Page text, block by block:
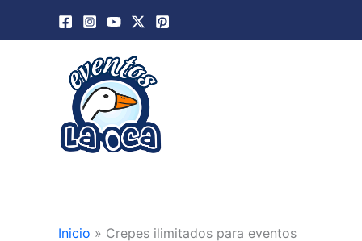
Inicio » Crepes ilimitados para eventos